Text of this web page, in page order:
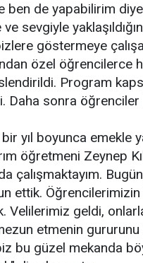
ben de yapabilirim
sevgiyle
göstermeye
özel
Program
Daha sonra
yıl boyunca emekle
öğretmeni Zeynep
çalışmaktayım.
ettik. Öğrencilerimizin
Velilerimiz geldi,
etmenin
bu güzel mekanda